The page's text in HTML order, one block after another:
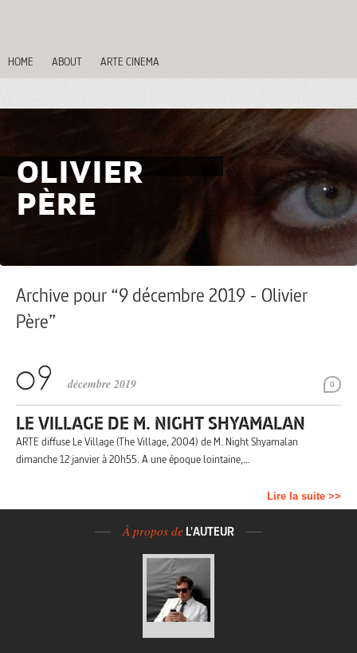
HOME ABOUT ARTE CINEMA
OLIVIER
PÈRE
Archive pour “9 décembre 2019 - Olivier
Père”
0
décembre 2019
LE VILLAGE DE M. NIGHT SHYAMALAN
ARTE diffuse Le Village (The Village, 2004) de M. Night Shyamalan
dimanche 12 janvier à 20h55. A une époque lointaine,…
Lire la suite >>
À propos de L'AUTEUR